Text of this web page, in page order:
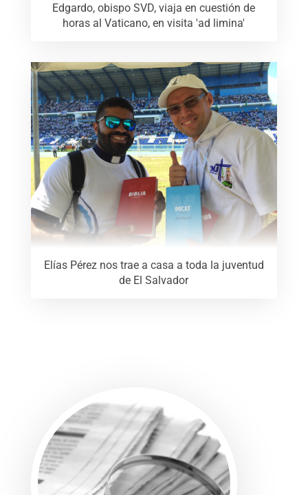
Edgardo, obispo SVD, viaja en cuestión de
horas al Vaticano, en visita 'ad limina'
Elías Pérez nos trae a casa a toda la juventud
de El Salvador